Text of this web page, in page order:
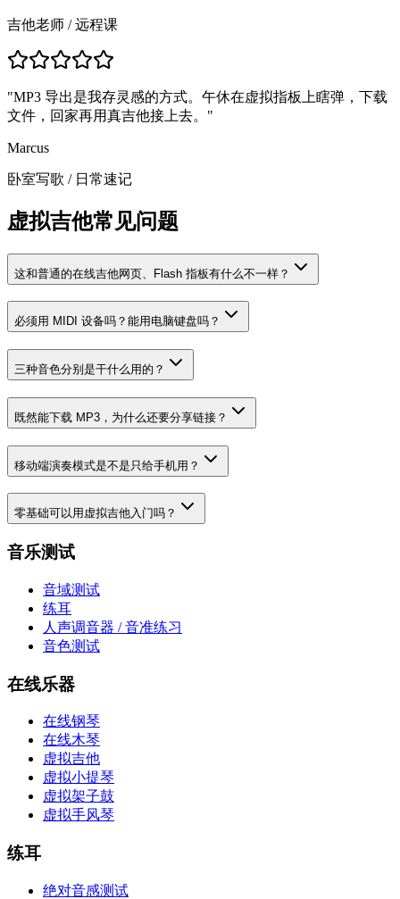
吉他老师 /远程课
"MP3 导出是我存灵感的方式。午休在虚拟指板上瞎弹，下载
文件，回家再用真吉他接上去。 "
Marcus
卧室写歌 / 日常速记
虚拟吉他常见问题
这和普通的在线吉他网页、Flash 指板有什么不一样？
必须用 MIDI 设备吗？能用电脑键盘吗？
三种音色分别是干什么用的？
既然能下载 MP3，为什么还要分享链接？
移动端演奏模式是不是只给手机用？
零基础可以用虚拟吉他入门吗？
音乐测试
音域测试
练耳
人声调音器 / 音准练习
音色测试
在线乐器
在线钢琴
在线木琴
虚拟吉他
虚拟小提琴
虚拟架子鼓
虚拟手风琴
练耳
绝对音感测试